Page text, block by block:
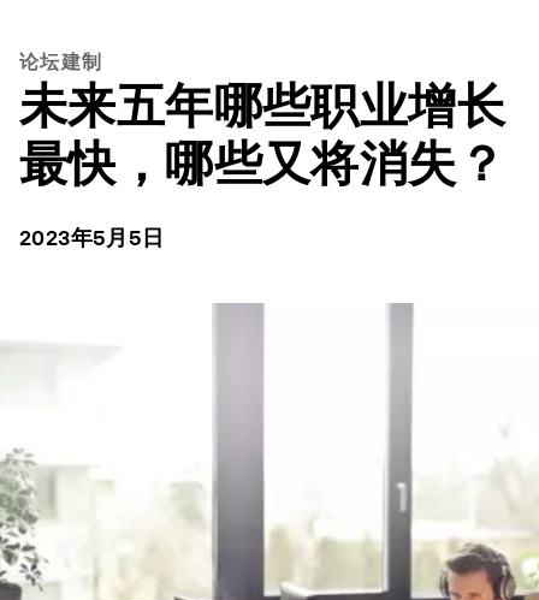
论坛建制
未来五年哪些职业增长
最快，哪些又将消失？
2023年5月5日